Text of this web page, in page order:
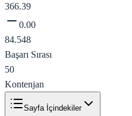
366.39
0.00
84.548
Başarı Sırası
50
Kontenjan
Sayfa İçindekiler